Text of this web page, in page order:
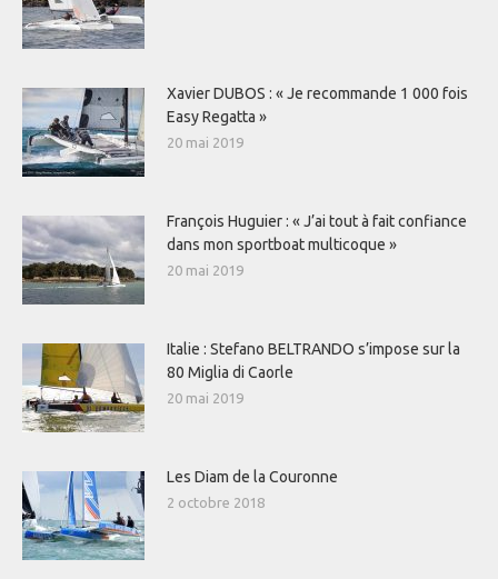
Xavier DUBOS : « Je recommande 1 000 fois
Easy Regatta »
20 mai 2019
François Huguier : « J’ai tout à fait confiance
dans mon sportboat multicoque »
20 mai 2019
Italie : Stefano BELTRANDO s’impose sur la
80 Miglia di Caorle
20 mai 2019
Les Diam de la Couronne
2 octobre 2018